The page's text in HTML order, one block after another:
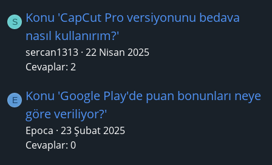
S
Konu 'CapCut Pro versiyonunu bedava
nasıl kullanırım?'
sercan1313 22 Nisan 2025
Cevaplar: 2
E
Konu 'Google Play'de puan bonunları neye
göre veriliyor?'
Epoca 23 Şubat 2025
Cevaplar: 0